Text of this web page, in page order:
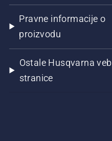
Pravne informacije o
proizvodu
Ostale Husqvarna veb
stranice